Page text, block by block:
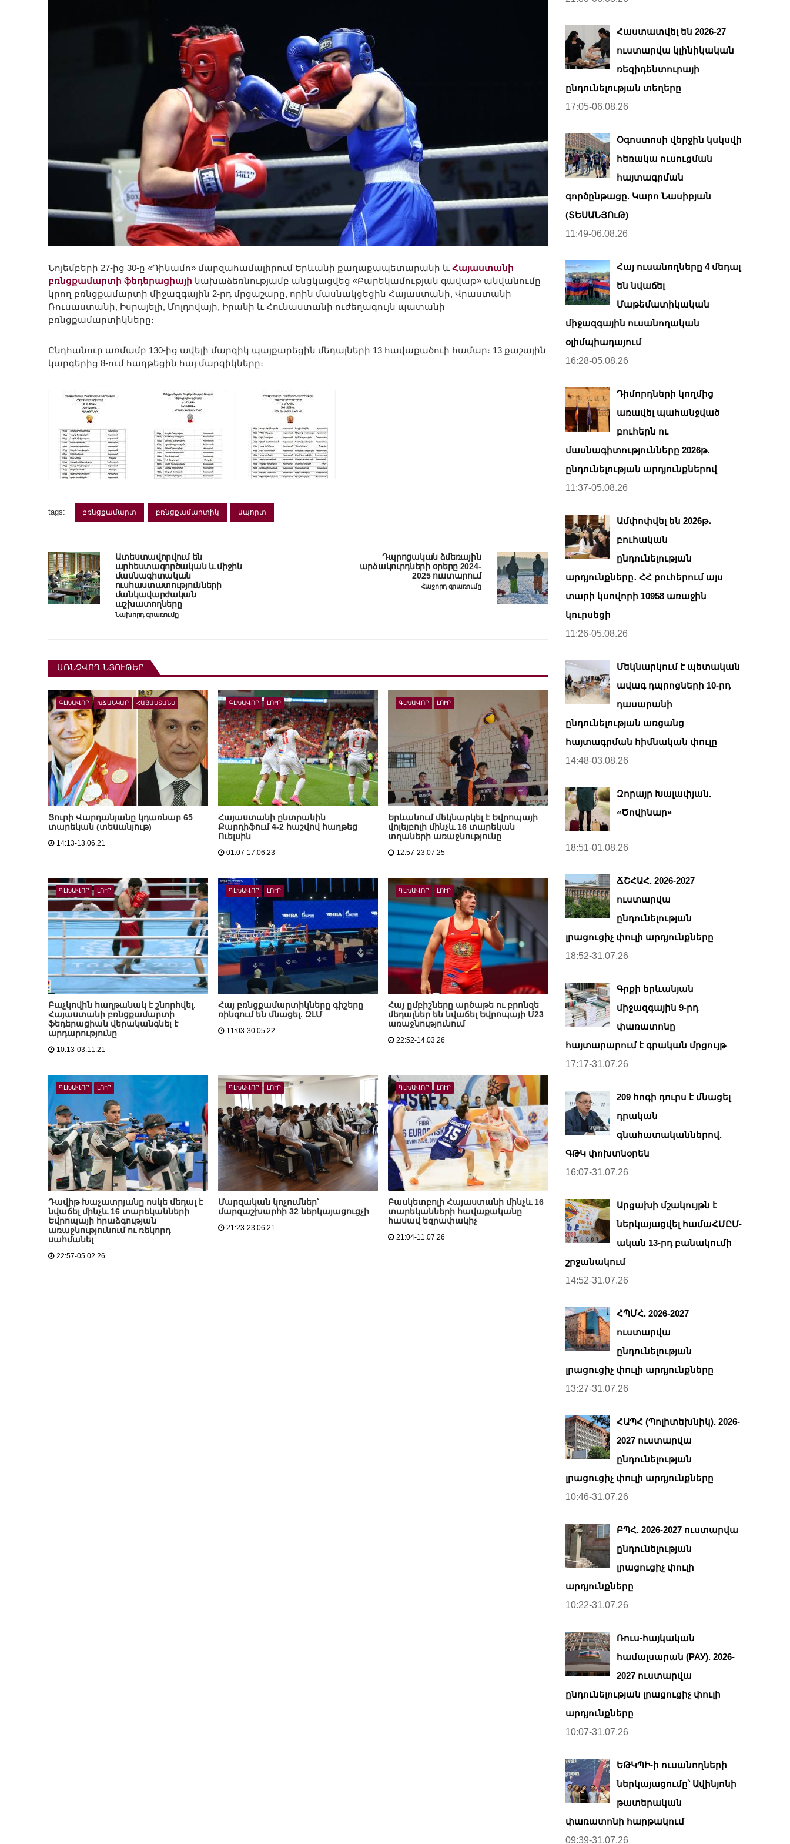
Նոյեմբերի 27-ից 30-ը «Դինամո» մարզահամալիրում Երևանի քաղաքապետարանի և Հայաստանի
բռնցքամարտի ֆեդերացիայի նախաձեռնությամբ անցկացվեց «Բարեկամության գավաթ» անվանումը
կրող բռնցքամարտի միջազգային 2-րդ մրցաշարը, որին մասնակցեցին Հայաստանի, Վրաստանի
Ռուսաստանի, Իսրայելի, Մոլդովայի, Իրանի և Հունաստանի ուժեղագույն պատանի
բռնցքամարտիկները։
Ընդհանուր առմամբ 130-ից ավելի մարզիկ պայքարեցին մեդալների 13 հավաքածուի համար։ 13 քաշային
կարգերից 8-ում հաղթեցին հայ մարզիկները։
tags: բռնցքամարտ բռնցքամարտիկ սպորտ
Ատեստավորվում են
արհեստագործական և միջին
մասնագիտական
ուսհաստատությունների
մանկավարժական
աշխատողները
Նախորդ գրառումը
Դպրոցական ձմեռային
արձակուրդների օրերը 2024-
2025 ուստարում
Հաջորդ գրառումը
ԱՌՆՉՎՈՂ ՆՅՈՒԹԵՐ
ԳԼԽԱՎՈՐ ԽՃԱՆԿԱՐ ՀԱՅԱՍՏԱՆՍ
Յուրի Վարդանյանը կդառնար 65
տարեկան (տեսանյութ)
14:13-13.06.21
ԳԼԽԱՎՈՐ ԼՈՒՐ
Հայաստանի ընտրանին
Քարդիֆում 4-2 հաշվով հաղթեց
Ուելսին
01:07-17.06.23
ԳԼԽԱՎՈՐ ԼՈՒՐ
Երևանում մեկնարկել է Եվրոպայի
վոլեյբոլի մինչև 16 տարեկան
տղաների առաջնությունը
12:57-23.07.25
ԳԼԽԱՎՈՐ ԼՈՒՐ
Բաչկովին հաղթանակ է շնորհվել.
Հայաստանի բռնցքամարտի
ֆեդերացիան վերականգնել է
արդարությունը
10:13-03.11.21
ԳԼԽԱՎՈՐ ԼՈՒՐ
Հայ բռնցքամարտիկները գիշերը
ռինգում են մնացել. ԶԼՄ
11:03-30.05.22
ԳԼԽԱՎՈՐ ԼՈՒՐ
Հայ ըմբիշները արծաթե ու բրոնզե
մեդալներ են նվաճել Եվրոպայի Մ23
առաջնությունում
22:52-14.03.26
ԳԼԽԱՎՈՐ ԼՈՒՐ
Դավիթ Խաչատրյանը ոսկե մեդալ է
նվաճել մինչև 16 տարեկանների
Եվրոպայի հրաձգության
առաջնությունում ու ռեկորդ
սահմանել
22:57-05.02.26
ԳԼԽԱՎՈՐ ԼՈՒՐ
Մարզական կոչումներ՝
մարզաշխարհի 32 ներկայացուցչի
21:23-23.06.21
ԳԼԽԱՎՈՐ ԼՈՒՐ
Բասկետբոլի Հայաստանի մինչև 16
տարեկանների հավաքականը
հասավ եզրափակիչ
21:04-11.07.26
Հաստատվել են 2026-27
ուստարվա կլինիկական
ռեզիդենտուրայի
ընդունելության տեղերը
17:05-06.08.26
Օգոստոսի վերջին կսկսվի
հեռակա ուսուցման
հայտագրման
գործընթացը. Կարո Նասիբյան
(ՏԵՍԱՆՅՈւԹ)
11:49-06.08.26
Հայ ուսանողները 4 մեդալ
են նվաճել
Մաթեմատիկական
միջազգային ուսանողական
օլիմպիադայում
16:28-05.08.26
Դիմորդների կողմից
առավել պահանջված
բուհերն ու
մասնագիտությունները 2026թ․
ընդունելության արդյունքներով
11:37-05.08.26
Ամփոփվել են 2026թ․
բուհական
ընդունելության
արդյունքները․ ՀՀ բուհերում այս
տարի կսովորի 10958 առաջին
կուրսեցի
11:26-05.08.26
Մեկնարկում է պետական
ավագ դպրոցների 10-րդ
դասարանի
ընդունելության առցանց
հայտագրման հիմնական փուլը
14:48-03.08.26
Զորայր Խալափյան.
«Ծովինար»
18:51-01.08.26
ՃՇՀԱՀ. 2026-2027
ուստարվա
ընդունելության
լրացուցիչ փուլի արդյունքները
18:52-31.07.26
Գրքի երևանյան
միջազգային 9-րդ
փառատոնը
հայտարարում է գրական մրցույթ
17:17-31.07.26
209 հոգի դուրս է մնացել
դրական
գնահատականներով.
ԳԹԿ փոխտնօրեն
16:07-31.07.26
Արցախի մշակույթն է
ներկայացվել համաՀՄԸՄ-
ական 13-րդ բանակումի
շրջանակում
14:52-31.07.26
ՀՊՄՀ. 2026-2027
ուստարվա
ընդունելության
լրացուցիչ փուլի արդյունքները
13:27-31.07.26
ՀԱՊՀ (Պոլիտեխնիկ). 2026-
2027 ուստարվա
ընդունելության
լրացուցիչ փուլի արդյունքները
10:46-31.07.26
ԲՊՀ. 2026-2027 ուստարվա
ընդունելության
լրացուցիչ փուլի
արդյունքները
10:22-31.07.26
Ռուս-հայկական
համալսարան (РАУ). 2026-
2027 ուստարվա
ընդունելության լրացուցիչ փուլի
արդյունքները
10:07-31.07.26
ԵԹԿՊԻ-ի ուսանողների
ներկայացումը՝ Ավինյոնի
թատերական
փառատոնի հարթակում
09:39-31.07.26